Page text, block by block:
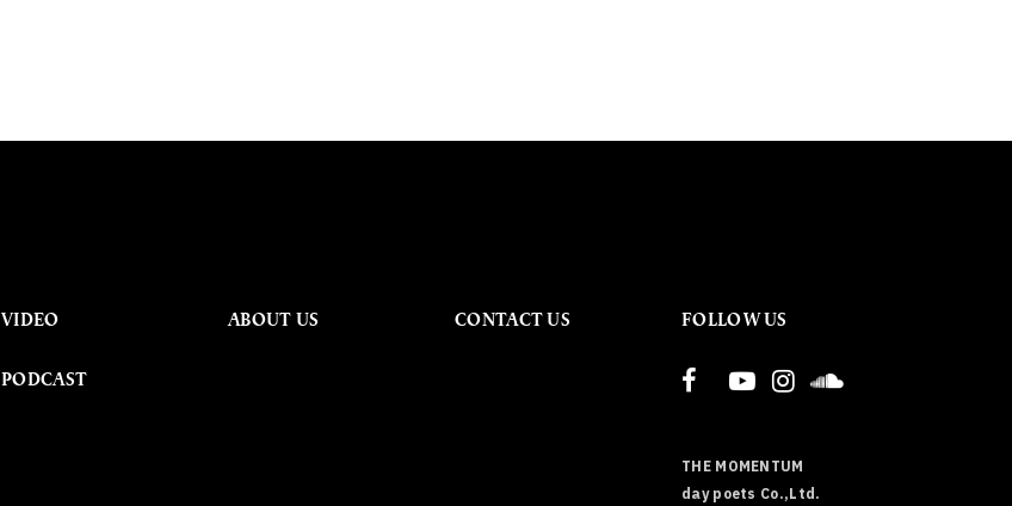
VIDEO
PODCAST
ABOUT US CONTACT US FOLLOW US
THE MOMENTUM
day poets Co.,Ltd.